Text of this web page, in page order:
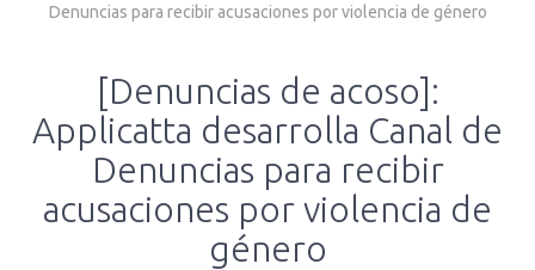
Denuncias para recibir acusaciones por violencia de género
[Denuncias de acoso]:
Applicatta desarrolla Canal de
Denuncias para recibir
acusaciones por violencia de
género